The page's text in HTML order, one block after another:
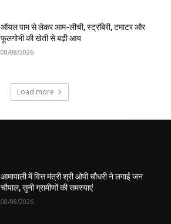
ऑयल पाम से लेकर आम-लीची, स्ट्रॉबेरी, टमाटर और
फूलगोभी की खेती से बढ़ी आय
08/08/2026
Load more
आमापाली में वित्त मंत्री श्री ओपी चौधरी ने लगाई जन
चौपाल, सुनी ग्रामीणों की समस्याएं
08/08/2026